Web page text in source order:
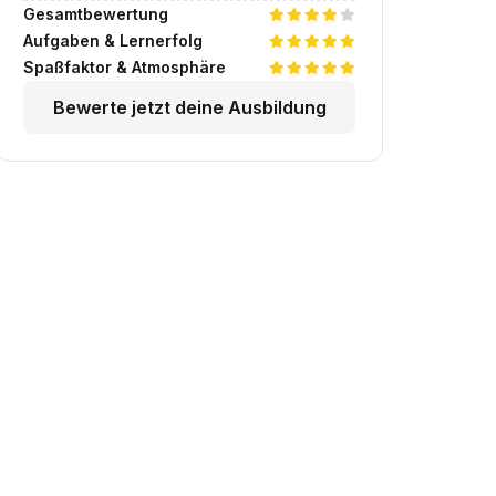
Gesamtbewertung
Aufgaben & Lernerfolg
Spaßfaktor & Atmosphäre
Bewerte jetzt deine Ausbildung